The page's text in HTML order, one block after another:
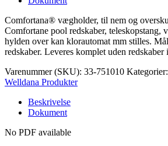
Comfortana® vægholder, til nem og
Comfortane pool redskaber, teleskopstang,
hylden over kan klorautomat mm stilles.
redskaber. Leveres komplet uden redskaber
Varenummer (SKU): 33-751010 Kategorier:
Welldana Produkter
Beskrivelse
Dokument
No PDF available